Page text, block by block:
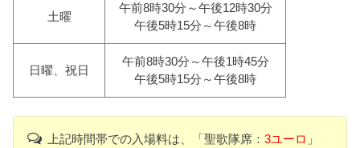
土曜
午前8時30分～午後12時30分
午後5時15分～午後8時
日曜、祝日
午前8時30分～午後1時45分
午後5時15分～午後8時
上記時間帯での入場料は、「聖歌隊席： 3ユーロ 」